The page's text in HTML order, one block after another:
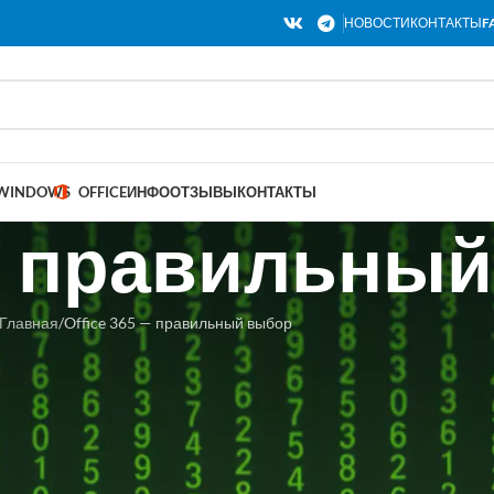
НОВОСТИКОНТАКТЫ
OFFICEИНФООТЗЫВЫКОНТАКТЫ
Главная Office 365 — правильный выбор
покупка лицензионного
Office 365 от Microsoft
широко используемых
вы планируете